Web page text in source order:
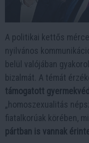
A politikai kettős
nyilvános
belül valójában
bizalmát. A témát
támogatott
„homoszexualitás
fiatalkorúak körében,
pártban is vannak